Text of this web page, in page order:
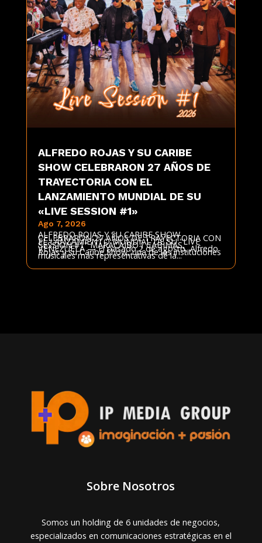
ALFREDO ROJAS Y SU CARIBE
SHOW CELEBRARON 27 AÑOS DE
TRAYECTORIA CON EL
LANZAMIENTO MUNDIAL DE SU
«LIVE SESSION #1»
Ago 7, 2026
ALFREDO ROJAS Y SU CARIBE SHOW
CELEBRARON 27 AÑOS DE TRAYECTORIA CON
EL LANZAMIENTO MUNDIAL DE SU "LIVE
SESSION #1" MARACAIBO / CABIMAS,
VENEZUELA — El pasado 2 de agosto, Alfredo
Rojas y su Caribe Show, una de las instituciones
musicales más representativas de la...
Sobre Nosotros
Somos un holding de 6 unidades de negocios,
especializados en comunicaciones estratégicas en el